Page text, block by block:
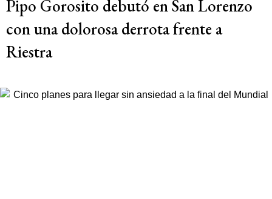
Pipo Gorosito debutó en San Lorenzo
con una dolorosa derrota frente a
Riestra